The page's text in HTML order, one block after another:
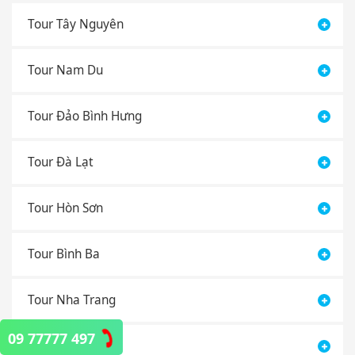
Tour Tây Nguyên
Tour Nam Du
Tour Đảo Bình Hưng
Tour Đà Lạt
Tour Hòn Sơn
Tour Bình Ba
Tour Nha Trang
Tour Đà Nẵng
09 77777 497